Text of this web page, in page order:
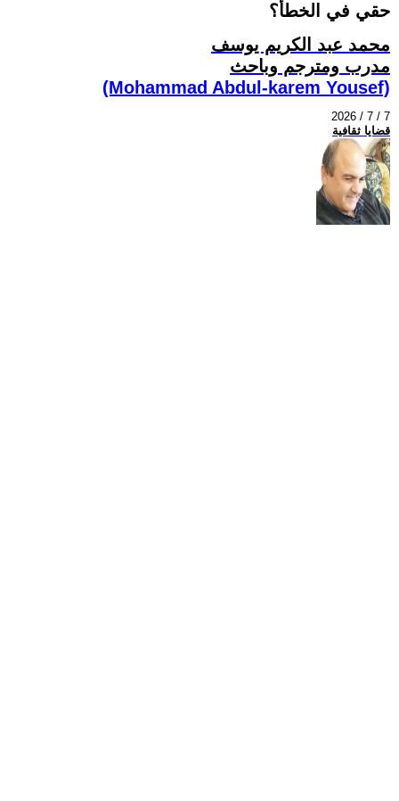
حقي في الخطأ؟
محمد عبد الكريم يوسف
مدرب ومترجم وباحث
(Mohammad Abdul-karem Yousef)
2026 / 7 / 7
قضايا ثقافية